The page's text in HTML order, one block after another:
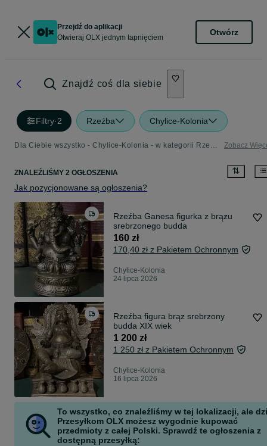
Przejdź do aplikacji
Otwieraj OLX jednym tapnięciem
Otwórz
Znajdź coś dla siebie
Filtry·2 Rzeźba Chylice-Kolonia
Dla Ciebie wszystko - Chylice-Kolonia - w kategorii Rzeźba Zobacz
ZNALEŹLIŚMY 2 OGŁOSZENIA
Jak pozycjonowane są ogłoszenia?
Rzeźba Ganesa figurka z brązu
srebrzonego budda
160 zł
170,40 zł z Pakietem Ochronnym
Chylice-Kolonia
24 lipca 2026
Rzeźba figura brąz srebrzony
budda XIX wiek
1 200 zł
1 250 zł z Pakietem Ochronnym
Chylice-Kolonia
16 lipca 2026
To wszystko, co znaleźliśmy w tej lokalizacji, ale
Przesyłkom OLX możesz wygodnie kupować
przedmioty z całej Polski. Sprawdź te ogłoszenia z
dostępną przesyłką: